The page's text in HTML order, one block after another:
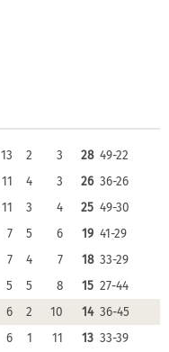
13 2 3 28 49-22
11 4 3 26 36-26
11 3 4 25 49-30
7 5 6 19 41-29
7 4 7 18 33-29
5 5 8 15 27-44
6 2 10 14 36-45
6 1 11 13 33-39